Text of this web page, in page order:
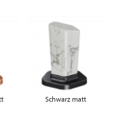
Schwarz matt